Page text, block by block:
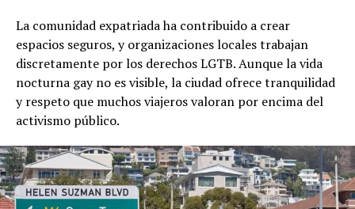
La comunidad expatriada ha contribuido a crear
espacios seguros, y organizaciones locales trabajan
discretamente por los derechos LGTB. Aunque la vida
nocturna gay no es visible, la ciudad ofrece tranquilidad
y respeto que muchos viajeros valoran por encima del
activismo público.